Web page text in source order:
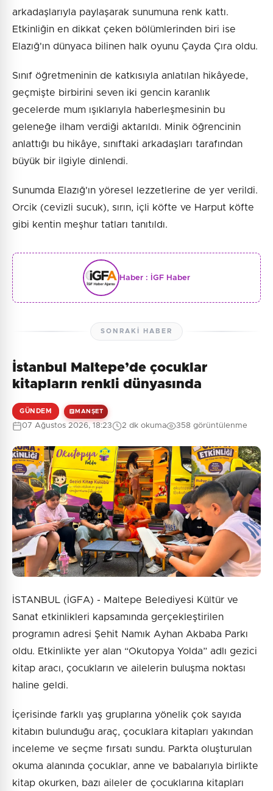
arkadaşlarıyla paylaşarak sunumuna renk kattı.
Etkinliğin en dikkat çeken bölümlerinden biri ise
Elazığ'ın dünyaca bilinen halk oyunu Çayda Çıra oldu.
Sınıf öğretmeninin de katkısıyla anlatılan hikâyede,
geçmişte birbirini seven iki gencin karanlık
gecelerde mum ışıklarıyla haberleşmesinin bu
geleneğe ilham verdiği aktarıldı. Minik öğrencinin
anlattığı bu hikâye, sınıftaki arkadaşları tarafından
büyük bir ilgiyle dinlendi.
Sunumda Elazığ'ın yöresel lezzetlerine de yer verildi.
Orcik (cevizli sucuk), sırın, içli köfte ve Harput köfte
gibi kentin meşhur tatları tanıtıldı.
Haber : İGF Haber
SONRAKI HABER
İstanbul Maltepe’de çocuklar
kitapların renkli dünyasında
GÜNDEM MANŞET
07 Ağustos 2026, 18:23 2 dk okuma 358 görüntülenme
İSTANBUL (İGFA) - Maltepe Belediyesi Kültür ve
Sanat etkinlikleri kapsamında gerçekleştirilen
programın adresi Şehit Namık Ayhan Akbaba Parkı
oldu. Etkinlikte yer alan “Okutopya Yolda” adlı gezici
kitap aracı, çocukların ve ailelerin buluşma noktası
haline geldi.
İçerisinde farklı yaş gruplarına yönelik çok sayıda
kitabın bulunduğu araç, çocuklara kitapları yakından
inceleme ve seçme fırsatı sundu. Parkta oluşturulan
okuma alanında çocuklar, anne ve babalarıyla birlikte
kitap okurken, bazı aileler de çocuklarına kitapları